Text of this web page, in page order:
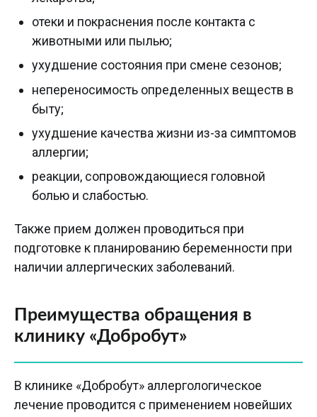
отеки и покраснения после контакта с
животными или пылью;
ухудшение состояния при смене сезонов;
непереносимость определенных веществ в
быту;
ухудшение качества жизни из-за симптомов
аллергии;
реакции, сопровождающиеся головной
болью и слабостью.
Также прием должен проводиться при
подготовке к планированию беременности при
наличии аллергических заболеваний.
Преимущества обращения в
клинику «Добробут»
В клинике «Добробут» аллергологическое
лечение проводится с применением новейших